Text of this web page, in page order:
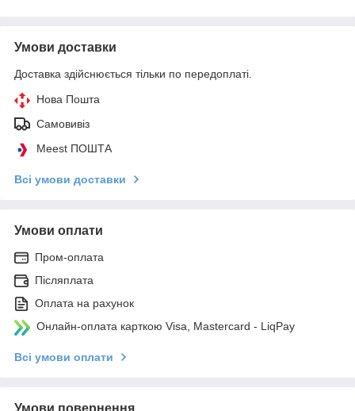
Умови доставки
Доставка здійснюється тільки по передоплаті.
Нова Пошта
Самовивіз
Meest ПОШТА
Всі умови доставки
Умови оплати
Пром-оплата
Післяплата
Оплата на рахунок
Онлайн-оплата карткою Visa, Mastercard - LiqPay
Всі умови оплати
Умови повернення